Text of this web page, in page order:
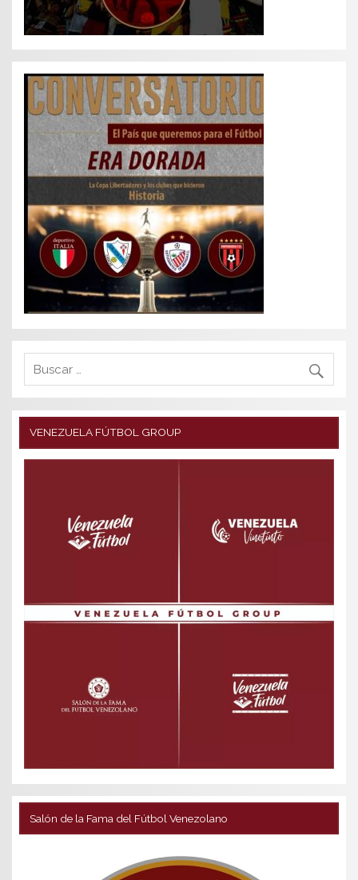
VENEZUELA FÚTBOL GROUP
Salón de la Fama del Fútbol Venezolano